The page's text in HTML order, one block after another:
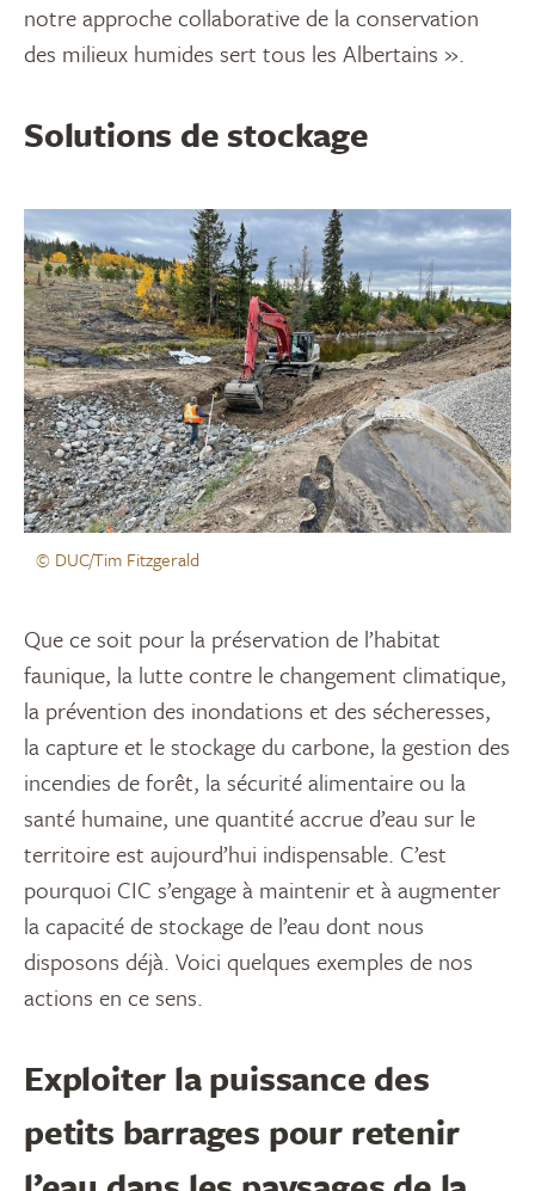
notre approche collaborative de la conservation
des milieux humides sert tous les Albertains ».
Solutions de stockage
© DUC/Tim Fitzgerald
Que ce soit pour la préservation de l’habitat
faunique, la lutte contre le changement climatique,
la prévention des inondations et des sécheresses,
la capture et le stockage du carbone, la gestion des
incendies de forêt, la sécurité alimentaire ou la
santé humaine, une quantité accrue d’eau sur le
territoire est aujourd’hui indispensable. C’est
pourquoi CIC s’engage à maintenir et à augmenter
la capacité de stockage de l’eau dont nous
disposons déjà. Voici quelques exemples de nos
actions en ce sens.
Exploiter la puissance des
petits barrages pour retenir